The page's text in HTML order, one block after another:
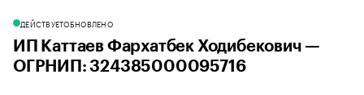
ДЕЙСТВУЕТОБНОВЛЕНО
ИП Каттаев Фархатбек Ходибекович —
ОГРНИП: 324385000095716